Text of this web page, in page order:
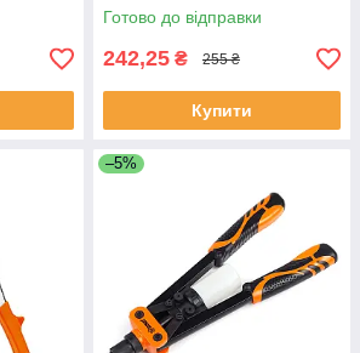
Готово до відправки
242,25 ₴ 255 ₴
Купити
–5%